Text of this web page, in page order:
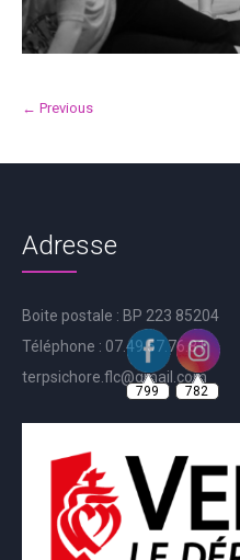
← Previous
Adresse
Boite postale : BP 223 85204
Téléphone : 07.49.57.76.81
terpsichore.flc@gmail.com
782